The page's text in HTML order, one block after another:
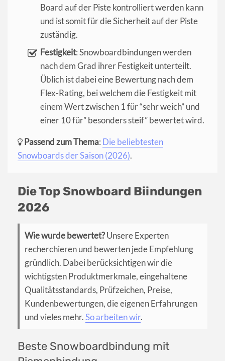
Board auf der Piste kontrolliert werden kann
und ist somit für die Sicherheit auf der Piste
zuständig.
Festigkeit: Snowboardbindungen werden
nach dem Grad ihrer Festigkeit unterteilt.
Üblich ist dabei eine Bewertung nach dem
Flex-Rating, bei welchem die Festigkeit mit
einem Wert zwischen 1 für “sehr weich” und
einer 10 für” besonders steif” bewertet wird.
Passend zum Thema: Die beliebtesten
Snowboards der Saison (2026).
Die Top Snowboard Biindungen
2026
Wie wurde bewertet?Unsere Experten
recherchieren und bewerten jede Empfehlung
gründlich. Dabei berücksichtigen wir die
wichtigsten Produktmerkmale, eingehaltene
Qualitätsstandards, Prüfzeichen, Preise,
Kundenbewertungen, die eigenen Erfahrungen
und vieles mehr.So arbeiten wir.
Beste Snowboardbindung mit